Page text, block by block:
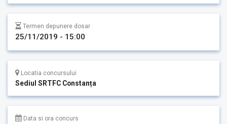
Termen depunere dosar
25/11/2019 - 15:00
Locatia concursului
Sediul SRTFC Constanța
Data si ora concurs